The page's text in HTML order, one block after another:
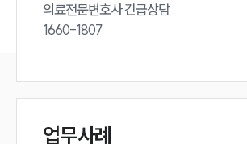
업무사례
법률정보
법률지식인
의료전문변호사 긴급상담
1660-1807
업무사례